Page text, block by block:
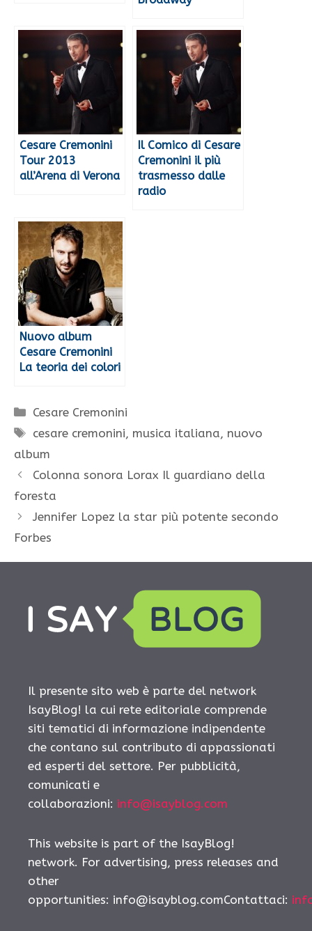
Cesare Cremonini
Tour 2013
all’Arena di Verona
Il Comico di Cesare
Cremonini il più
trasmesso dalle
radio
Nuovo album
Cesare Cremonini
La teoria dei colori
Categorie
Cesare Cremonini
Tag
cesare cremonini, musica italiana, nuovo
album
Colonna sonora Lorax Il guardiano della
foresta
Jennifer Lopez la star più potente secondo
Forbes
Il presente sito web è parte del network
IsayBlog! la cui rete editoriale comprende
siti tematici di informazione indipendente
che contano sul contributo di appassionati
ed esperti del settore. Per pubblicità,
comunicati e
collaborazioni: info@isayblog.com
This website is part of the IsayBlog!
network. For advertising, press releases and
other
opportunities: info@isayblog.comContattaci: